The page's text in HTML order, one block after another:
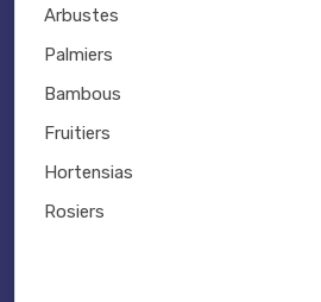
Arbustes
Palmiers
Bambous
Fruitiers
Hortensias
Rosiers